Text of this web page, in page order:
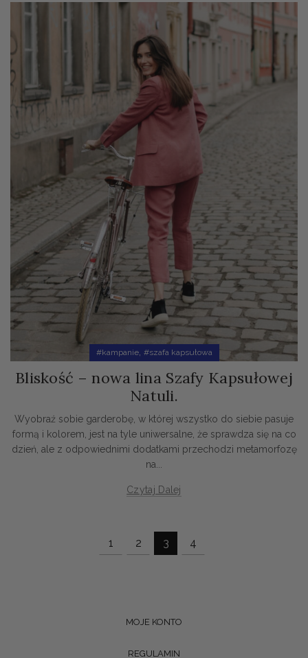
#kampanie, #szafa kapsułowa
Bliskość – nowa lina Szafy Kapsułowej
Natuli.
Wyobraź sobie garderobę, w której wszystko do siebie pasuje
formą i kolorem, jest na tyle uniwersalne, że sprawdza się na co
dzień, ale z odpowiednimi dodatkami przechodzi metamorfozę
na...
Czytaj Dalej
1 2 3 4
MOJE KONTO
REGULAMIN